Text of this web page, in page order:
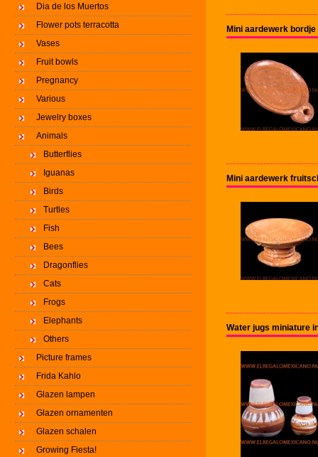
Dia de los Muertos
Flower pots terracotta
Vases
Fruit bowls
Pregnancy
Various
Jewelry boxes
Animals
Butterflies
Iguanas
Birds
Turtles
Fish
Bees
Dragonflies
Cats
Frogs
Elephants
Others
Picture frames
Frida Kahlo
Glazen lampen
Glazen ornamenten
Glazen schalen
Growing Fiesta!
Mini aardewerk
Mini aardewerk
Water jugs miniature